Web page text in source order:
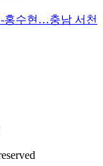
홍수현…충남 서천